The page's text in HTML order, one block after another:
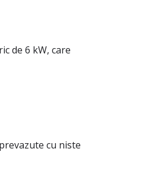
de 6 kW, care
cu niste